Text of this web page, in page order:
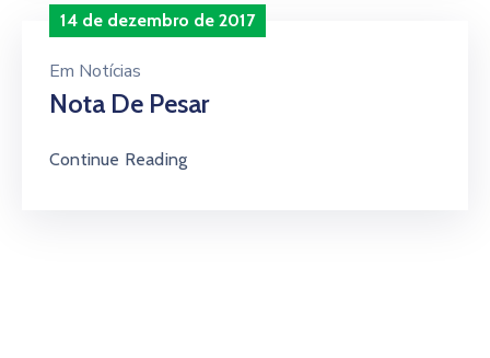
14 de dezembro de 2017
Em Notícias
Nota De Pesar
Continue Reading